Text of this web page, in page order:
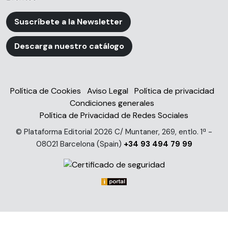
Suscríbete a la Newsletter
Descarga nuestro catálogo
Política de Cookies Aviso Legal
Política de privacidad
Condiciones generales
Política de Privacidad de Redes Sociales
© Plataforma Editorial 2026 C/ Muntaner, 269, entlo. 1ª -
08021 Barcelona (Spain) +34 93 494 79 99